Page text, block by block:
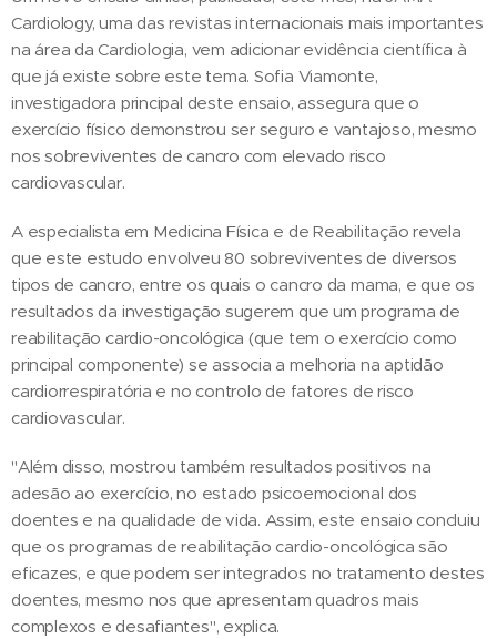
Cardiology, uma das revistas internacionais mais importantes
na área da Cardiologia, vem adicionar evidência científica à
que já existe sobre este tema. Sofia Viamonte,
investigadora principal deste ensaio, assegura que o
exercício físico demonstrou ser seguro e vantajoso, mesmo
nos sobreviventes de cancro com elevado risco
cardiovascular.
A especialista em Medicina Física e de Reabilitação revela
que este estudo envolveu 80 sobreviventes de diversos
tipos de cancro, entre os quais o cancro da mama, e que os
resultados da investigação sugerem que um programa de
reabilitação cardio-oncológica (que tem o exercício como
principal componente) se associa a melhoria na aptidão
cardiorrespiratória e no controlo de fatores de risco
cardiovascular.
"Além disso, mostrou também resultados positivos na
adesão ao exercício, no estado psicoemocional dos
doentes e na qualidade de vida. Assim, este ensaio concluiu
que os programas de reabilitação cardio-oncológica são
eficazes, e que podem ser integrados no tratamento destes
doentes, mesmo nos que apresentam quadros mais
complexos e desafiantes", explica.